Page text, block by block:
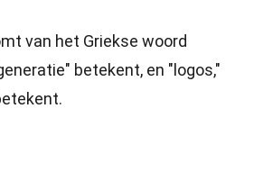
van het Griekse woord
betekent, en "logos,"